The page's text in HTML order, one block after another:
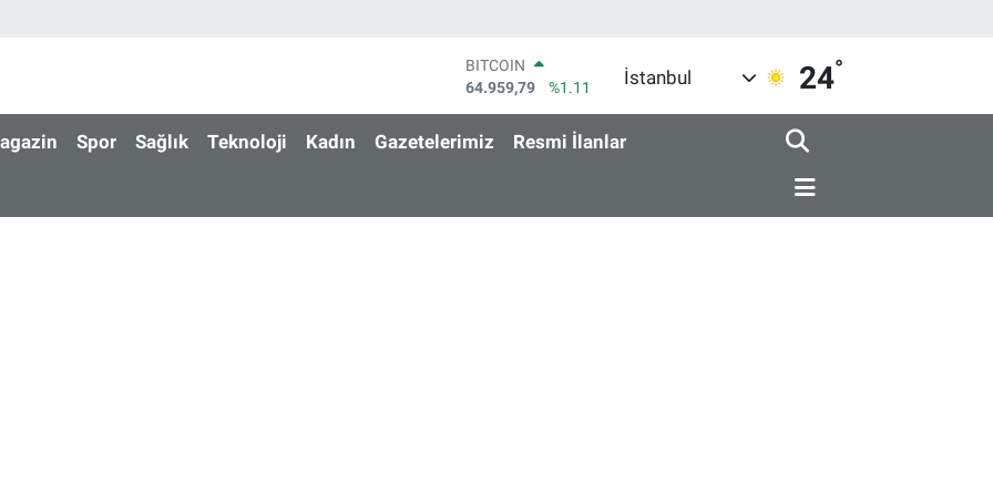
BITCOIN
64.959,79
%1.11
47,7436
%0.18
EURO
64,4811
%0.38
İstanbul 24°
Spor Sağlık Teknoloji Kadın Gazetelerimiz Resmi İlanlar